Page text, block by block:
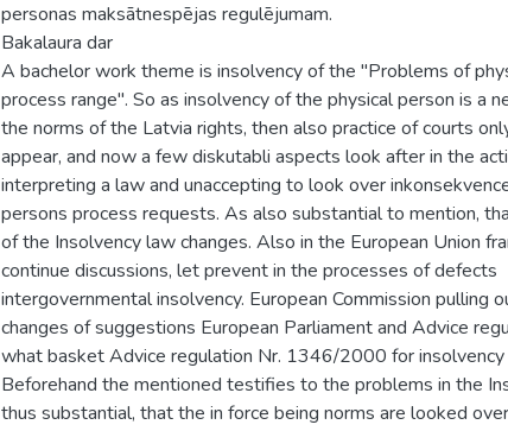
personas maksātnespējas regulējumam.
Bakalaura dar
A bachelor work theme is insolvency of the "Problems of
process range". So as insolvency of the physical person is a
the norms of the Latvia rights, then also practice of courts
appear, and now a few diskutabli aspects look after in the
interpreting a law and unaccepting to look over
persons process requests. As also substantial to mention,
of the Insolvency law changes. Also in the European Union
continue discussions, let prevent in the processes of defects
intergovernmental insolvency. European Commission pulling
changes of suggestions European Parliament and Advice
what basket Advice regulation Nr. 1346/2000 for insolvency
Beforehand the mentioned testifies to the problems in the
thus substantial, that the in force being norms are looked